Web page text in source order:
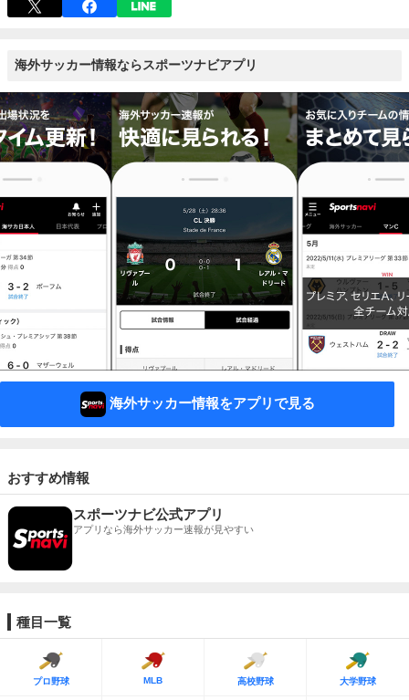
海外サッカー情報ならスポーツナビアプリ
海外サッカー情報をアプリで見る
おすすめ情報
スポーツナビ公式アプリ
アプリなら海外サッカー速報が見やすい
種目一覧
プロ野球 MLB 高校野球 大学野球